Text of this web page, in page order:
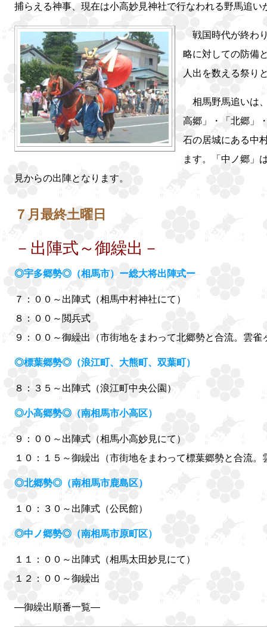
捕らえる神事、現在は小高妙見神社で行なわれる野馬追
戦国時代が終わ
略に対しての防備
人出を数える祭り
相馬野馬追いは
高郷」・「北郷」
石の居城にある中
ます。「中ノ郷」
見からの出陣となります。
７月最終土曜日
－出陣式～御繰出－
◎宇多郷勢◎（相馬市）ー総大将出陣式ー
７：００～出陣式（相馬中村神社にて）
８：００～閲兵式
９：００～御繰出（市街地をまわって北郷勢と合流。雲雀
◎標葉郷勢◎（浪江町、大熊町、双葉町）
８：３５～出陣式（浪江町中央公園）
◎小高郷勢◎（南相馬市小高区）
９：００～出陣式（相馬小高妙見にて）
１０：１５～御繰出（市街地をまわって標葉郷勢と合流。
◎北郷勢◎（南相馬市鹿島区）
１０：３０～出陣式（公民館）
◎中ノ郷勢◎（南相馬市原町区）
１１：００～出陣式（相馬太田妙見にて）
１２：００～御繰出
―御繰出順番一覧―